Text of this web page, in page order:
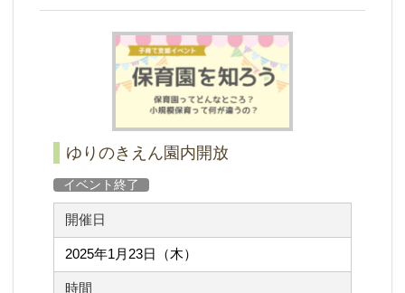
ゆりのきえん園内開放
イベント終了
開催日
2025年1月23日（木）
時間